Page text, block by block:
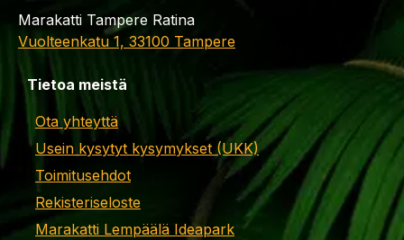
Marakatti Tampere Ratina
Vuolteenkatu 1, 33100 Tampere
Tietoa meistä
Ota yhteyttä
Usein kysytyt kysymykset (UKK)
Toimitusehdot
Rekisteriseloste
Marakatti Lempäälä Ideapark